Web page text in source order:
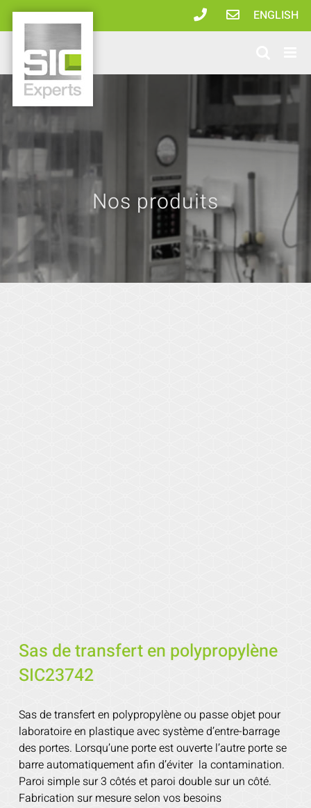
Passer
au
contenu
ENGLISH
Nos produits
Sas de transfert en polypropylène
SIC23742
Sas de transfert en polypropylène ou passe objet pour
laboratoire en plastique avec système d’entre-barrage
des portes. Lorsqu’une porte est ouverte l’autre porte se
barre automatiquement afin d’éviter la contamination.
Paroi simple sur 3 côtés et paroi double sur un côté.
Fabrication sur mesure selon vos besoins